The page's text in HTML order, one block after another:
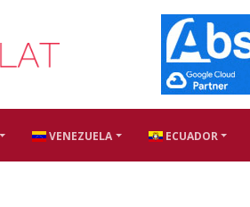
VENEZUELA ECUADOR